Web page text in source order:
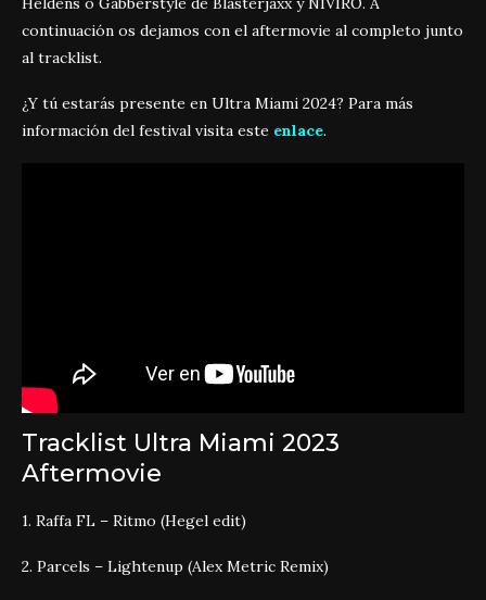
continuación os dejamos con el aftermovie al completo junto
al tracklist.
¿Y tú estarás presente en Ultra Miami 2024? Para más
información del festival visita este enlace.
Tracklist Ultra Miami 2023
Aftermovie
1. Raffa FL – Ritmo (Hegel edit)
2. Parcels – Lightenup (Alex Metric Remix)